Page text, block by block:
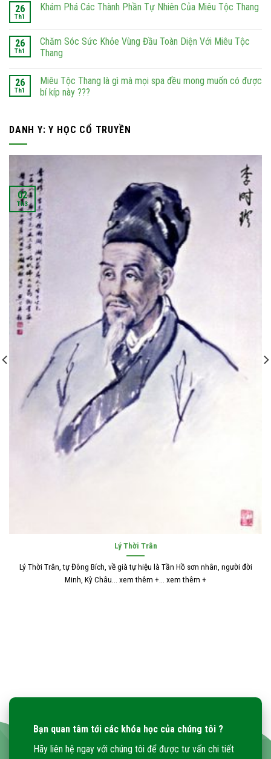
26
Th1
Khám Phá Các Thành Phần Tự Nhiên Của Miêu Tộc Thang
26
Th1
Chăm Sóc Sức Khỏe Vùng Đầu Toàn Diện Với Miêu Tộc
Thang
26
Th1
Miêu Tộc Thang là gì mà mọi spa đều mong muốn có được
bí kíp này ???
DANH Y: Y HỌC CỔ TRUYỀN
Lý Thời Trân
Lý Thời Trân, tự Đông Bích, về già tự hiệu là Tần Hồ sơn nhân, người đời
Minh, Kỳ Châu... xem thêm +... xem thêm +
02
Th3
Bạn quan tâm tới các khóa học của chúng tôi ?
Hãy liên hệ ngay với chúng tôi để được tư vấn chi tiết